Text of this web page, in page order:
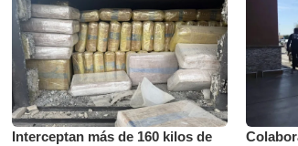
Interceptan más de 160 kilos de